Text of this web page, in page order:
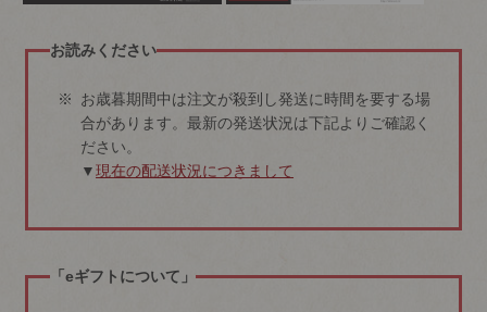
お読みください
お歳暮期間中は注文が殺到し発送に時間を要する場
合があります。最新の発送状況は下記よりご確認く
ださい。
▼現在の配送状況につきまして
「eギフトについて」